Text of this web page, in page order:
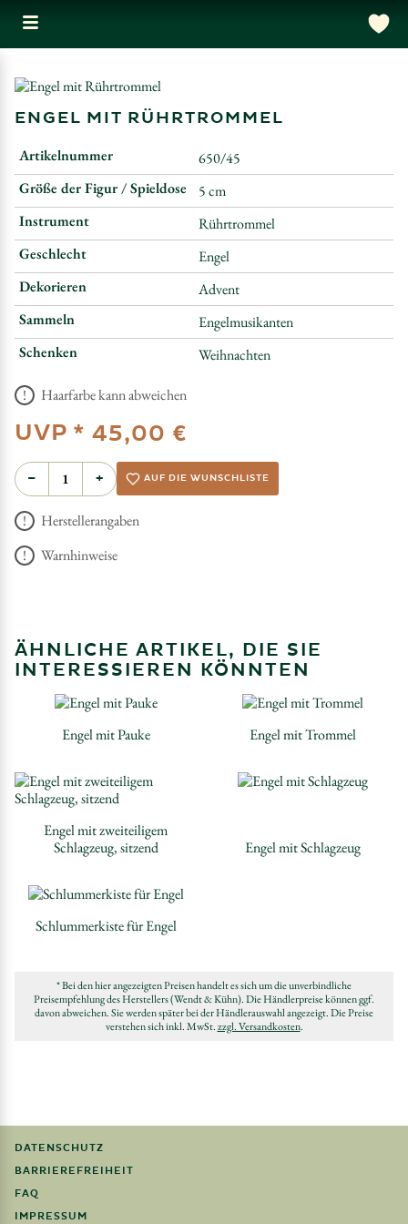
ENGEL MIT RÜHRTROMMEL
Artikelnummer
650/45
Größe der Figur / Spieldose
5 cm
Instrument
Rührtrommel
Geschlecht
Engel
Dekorieren
Advent
Sammeln
Engelmusikanten
Schenken
Weihnachten
Haarfarbe kann abweichen
UVP * 45,00 €
− + AUF DIE WUNSCHLISTE
Herstellerangaben
Warnhinweise
ÄHNLICHE ARTIKEL, DIE SIE
INTERESSIEREN KÖNNTEN
Engel mit Pauke Engel mit Trommel
Engel mit zweiteiligem
Schlagzeug, sitzend
Engel mit Schlagzeug
Schlummerkiste für Engel
* Bei den hier angezeigten Preisen handelt es sich um die unverbindliche
Preisempfehlung des Herstellers (Wendt & Kühn). Die Händlerpreise können ggf.
davon abweichen. Sie werden später bei der Händlerauswahl angezeigt. Die Preise
verstehen sich inkl. MwSt.zzgl. Versandkosten.
DATENSCHUTZ
BARRIEREFREIHEIT
FAQ
IMPRESSUM